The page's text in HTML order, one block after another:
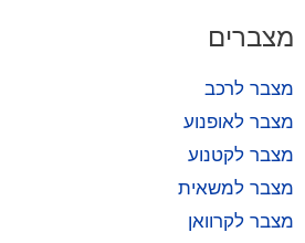
מצברים
מצבר לרכב
מצבר לאופנוע
מצבר לקטנוע
מצבר למשאית
מצבר לקרוואן